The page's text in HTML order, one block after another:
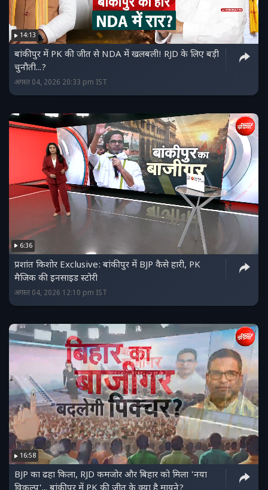
14:13
बांकीपुर में PK की जीत से NDA में खलबली! RJD के लिए बड़ी
चुनौती...?
अगस्त 04, 2026 20:33 pm IST
6:36
प्रशांत किशोर Exclusive: बांकीपुर में BJP कैसे हारी, PK
मैजिक की इनसाइड स्‍टोरी
अगस्त 04, 2026 12:10 pm IST
16:58
BJP का ढहा किला, RJD कमजोर और बिहार को मिला 'नया